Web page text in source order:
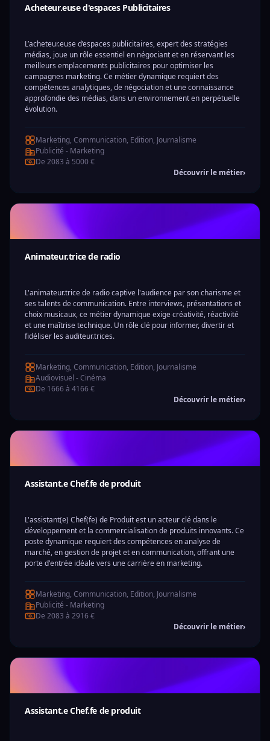
Acheteur.euse d'espaces Publicitaires
L’acheteur.euse d’espaces publicitaires, expert des stratégies
médias, joue un rôle essentiel en négociant et en réservant les
meilleurs emplacements publicitaires pour optimiser les
campagnes marketing. Ce métier dynamique requiert des
compétences analytiques, de négociation et une connaissance
approfondie des médias, dans un environnement en perpétuelle
évolution.
Marketing, Communication, Edition, Journalisme
Publicité - Marketing
De 2083 à 5000 €
Découvrir le métier›
Animateur.trice de radio
L'animateur.trice de radio captive l'audience par son charisme et
ses talents de communication. Entre interviews, présentations et
choix musicaux, ce métier dynamique exige créativité, réactivité
et une maîtrise technique. Un rôle clé pour informer, divertir et
fidéliser les auditeur.trices.
Marketing, Communication, Edition, Journalisme
Audiovisuel - Cinéma
De 1666 à 4166 €
Découvrir le métier›
Assistant.e Chef.fe de produit
L'assistant(e) Chef(fe) de Produit est un acteur clé dans le
développement et la commercialisation de produits innovants. Ce
poste dynamique requiert des compétences en analyse de
marché, en gestion de projet et en communication, offrant une
porte d'entrée idéale vers une carrière en marketing.
Marketing, Communication, Edition, Journalisme
Publicité - Marketing
De 2083 à 2916 €
Découvrir le métier›
Assistant.e Chef.fe de produit